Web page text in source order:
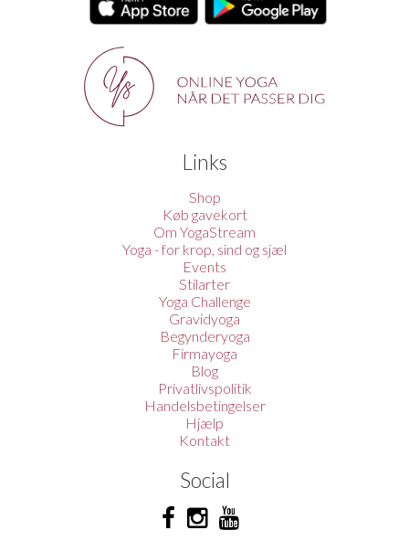
Links
Shop
Køb gavekort
Om YogaStream
Yoga - for krop, sind og sjæl
Events
Stilarter
Yoga Challenge
Gravidyoga
Begynderyoga
Firmayoga
Blog
Privatlivspolitik
Handelsbetingelser
Hjælp
Kontakt
Social